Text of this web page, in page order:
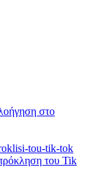
στο
του Tik